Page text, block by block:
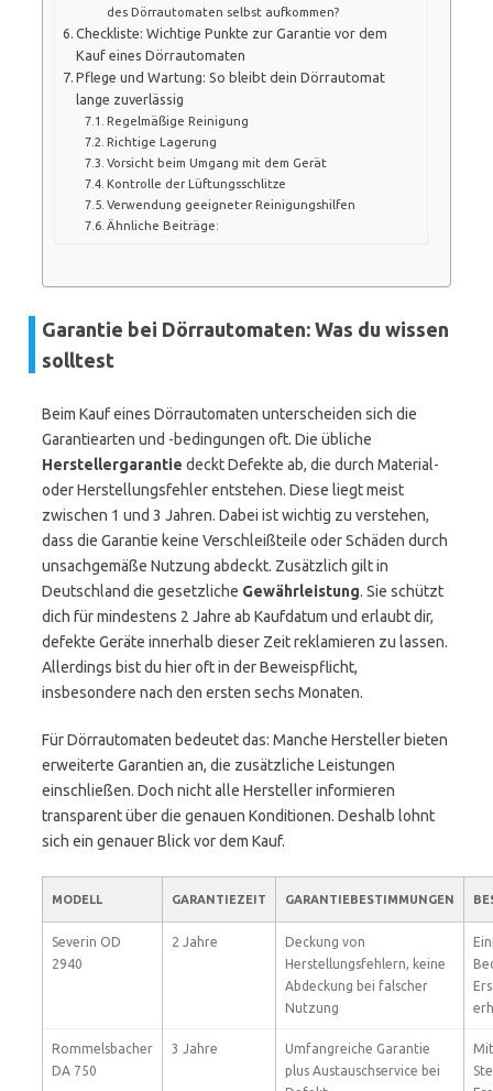
des Dörrautomaten selbst aufkommen?
Checkliste: Wichtige Punkte zur Garantie vor dem
Kauf eines Dörrautomaten
Pflege und Wartung: So bleibt dein Dörrautomat
lange zuverlässig
Regelmäßige Reinigung
Richtige Lagerung
Vorsicht beim Umgang mit dem Gerät
Kontrolle der Lüftungsschlitze
Verwendung geeigneter Reinigungshilfen
Ähnliche Beiträge:
Garantie bei Dörrautomaten: Was du wissen
solltest
Beim Kauf eines Dörrautomaten unterscheiden sich die
Garantiearten und -bedingungen oft. Die übliche
Herstellergarantie deckt Defekte ab, die durch Material-
oder Herstellungsfehler entstehen. Diese liegt meist
zwischen 1 und 3 Jahren. Dabei ist wichtig zu verstehen,
dass die Garantie keine Verschleißteile oder Schäden durch
unsachgemäße Nutzung abdeckt. Zusätzlich gilt in
Deutschland die gesetzliche Gewährleistung. Sie schützt
dich für mindestens 2 Jahre ab Kaufdatum und erlaubt dir,
defekte Geräte innerhalb dieser Zeit reklamieren zu lassen.
Allerdings bist du hier oft in der Beweispflicht,
insbesondere nach den ersten sechs Monaten.
Für Dörrautomaten bedeutet das: Manche Hersteller bieten
erweiterte Garantien an, die zusätzliche Leistungen
einschließen. Doch nicht alle Hersteller informieren
transparent über die genauen Konditionen. Deshalb lohnt
sich ein genauer Blick vor dem Kauf.
MODELL GARANTIEZEIT GARANTIEBESTIMMUNGEN
Severin OD
2940
2 Jahre
Deckung von
Herstellungsfehlern, keine
Abdeckung bei falscher
Nutzung
Rommelsbacher
DA 750
3 Jahre
Umfangreiche Garantie
plus Austauschservice bei